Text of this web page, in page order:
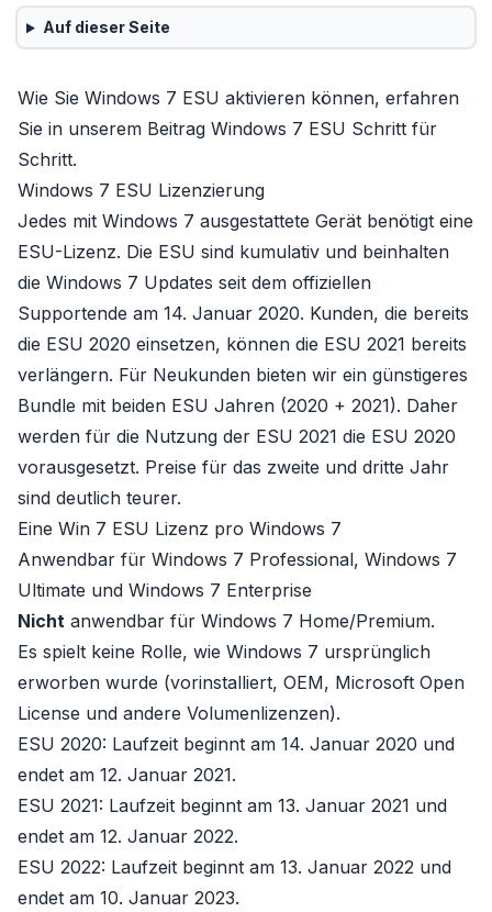
Auf dieser Seite
Wie Sie Windows 7 ESU aktivieren können, erfahren
Sie in unserem Beitrag Windows 7 ESU Schritt für
Schritt.
Windows 7 ESU Lizenzierung
Jedes mit Windows 7 ausgestattete Gerät benötigt eine
ESU-Lizenz. Die ESU sind kumulativ und beinhalten
die Windows 7 Updates seit dem offiziellen
Supportende am 14. Januar 2020. Kunden, die bereits
die ESU 2020 einsetzen, können die ESU 2021 bereits
verlängern. Für Neukunden bieten wir ein günstigeres
Bundle mit beiden ESU Jahren (2020 + 2021). Daher
werden für die Nutzung der ESU 2021 die ESU 2020
vorausgesetzt. Preise für das zweite und dritte Jahr
sind deutlich teurer.
Eine Win 7 ESU Lizenz pro Windows 7
Anwendbar für Windows 7 Professional, Windows 7
Ultimate und Windows 7 Enterprise
Nicht anwendbar für Windows 7 Home/Premium.
Es spielt keine Rolle, wie Windows 7 ursprünglich
erworben wurde (vorinstalliert, OEM, Microsoft Open
License und andere Volumenlizenzen).
ESU 2020: Laufzeit beginnt am 14. Januar 2020 und
endet am 12. Januar 2021.
ESU 2021: Laufzeit beginnt am 13. Januar 2021 und
endet am 12. Januar 2022.
ESU 2022: Laufzeit beginnt am 13. Januar 2022 und
endet am 10. Januar 2023.